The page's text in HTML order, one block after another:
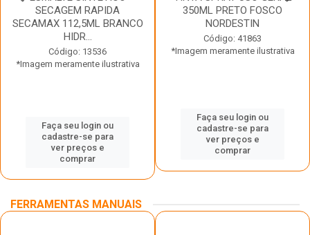
SECAGEM RAPIDA
SECAMAX 112,5ML BRANCO
HIDR...
Código: 13536
*Imagem meramente ilustrativa
Faça seu login ou
cadastre-se para
ver preços e
comprar
350ML PRETO FOSCO
NORDESTIN
Código: 41863
*Imagem meramente ilustrativa
Faça seu login ou
cadastre-se para
ver preços e
comprar
FERRAMENTAS MANUAIS